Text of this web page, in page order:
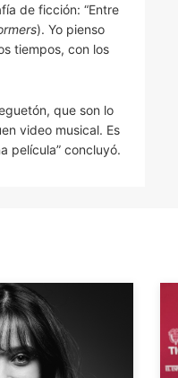
de ficción: “Entre
). Yo pienso
tiempos, con los
que son lo
video musical. Es
película” concluyó.